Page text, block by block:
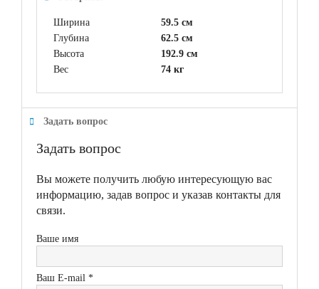
Ширина
59.5 см
Глубина
62.5 см
Высота
192.9 см
Вес
74 кг
Задать вопрос
Задать вопрос
Вы можете получить любую интересующую вас
информацию, задав вопрос и указав контакты для
связи.
Ваше имя
Ваш E-mail *